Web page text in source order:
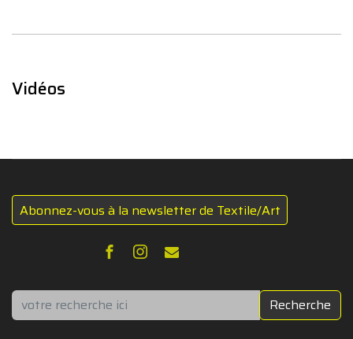
Vidéos
Abonnez-vous à la newsletter de Textile/Art
Rechercher Recherche